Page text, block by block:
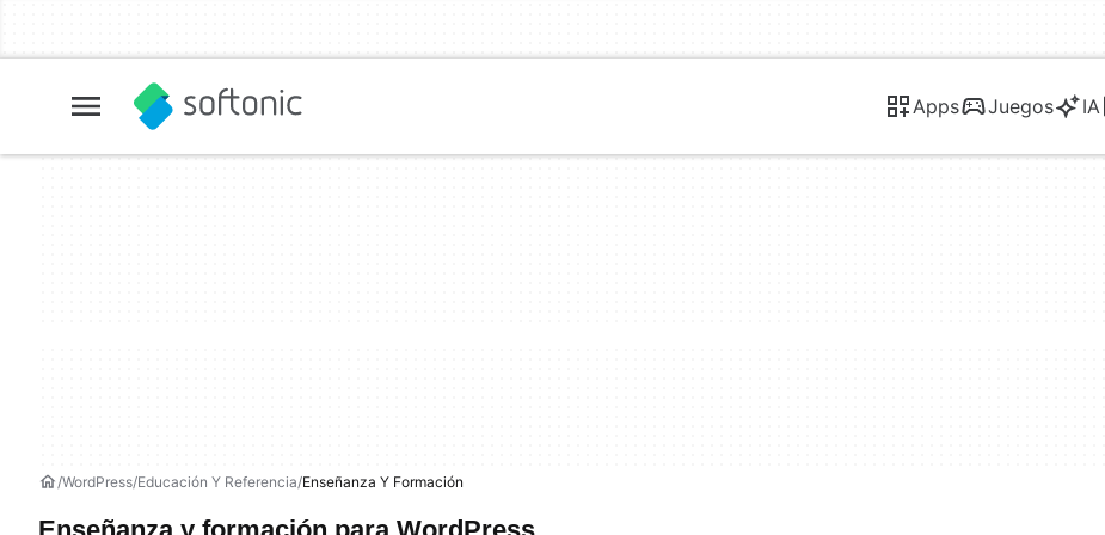
Apps Juegos IA
WordPress Educación Y Referencia Enseñanza Y Formación